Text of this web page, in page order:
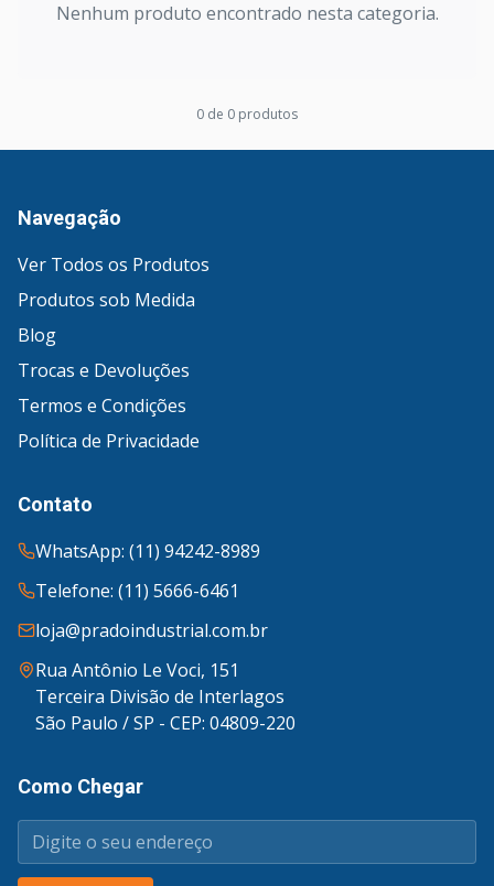
Nenhum produto encontrado nesta categoria.
0 de 0 produtos
Navegação
Ver Todos os Produtos
Produtos sob Medida
Blog
Trocas e Devoluções
Termos e Condições
Política de Privacidade
Contato
WhatsApp: (11) 94242-8989
Telefone: (11) 5666-6461
loja@pradoindustrial.com.br
Rua Antônio Le Voci, 151
Terceira Divisão de Interlagos
São Paulo / SP - CEP: 04809-220
Como Chegar